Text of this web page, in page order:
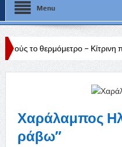
Menu
– Κίτρινη προειδοποίηση
Χαράλαμπος
ράβω”